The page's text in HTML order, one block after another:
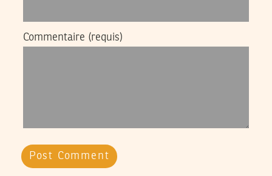
Commentaire (requis)